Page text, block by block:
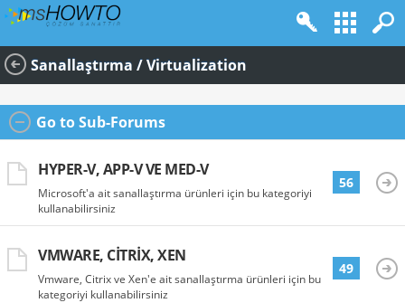
Sanallaştırma / Virtualization
Go to Sub-Forums
HYPER-V, APP-V VE MED-V
Microsoft'a ait sanallaştırma ürünleri için bu kategoriyi
kullanabilirsiniz
56
VMWARE, CITRIX, XEN
Vmware, Citrix ve Xen'e ait sanallaştırma ürünleri için bu
kategoriyi kullanabilirsiniz
49